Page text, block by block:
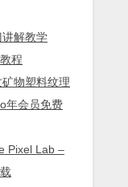
解教学
程
物塑料纹理
年会员免费
Pixel Lab –